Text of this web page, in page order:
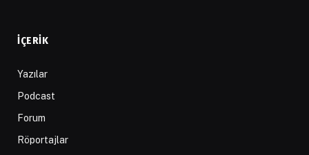
İÇERIK
Yazılar
Podcast
Forum
Röportajlar